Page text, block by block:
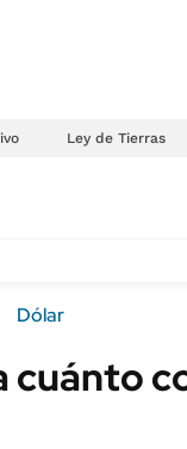
Ley de Tierras
Dólar
cuánto